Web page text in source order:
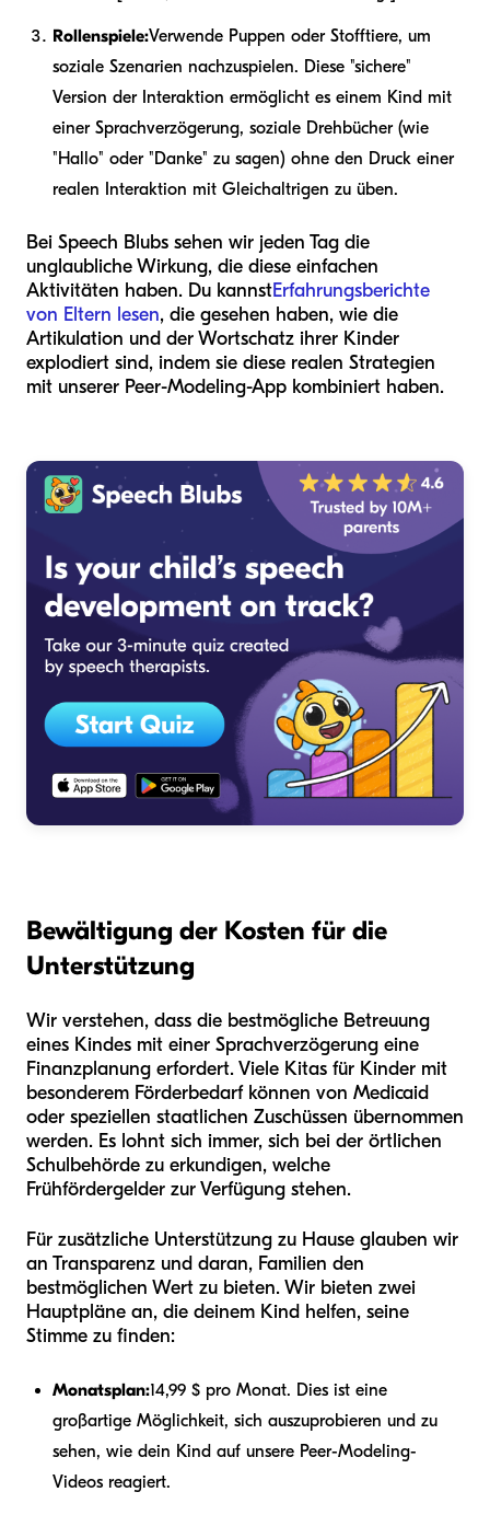
Rollenspiele:Verwende Puppen oder Stofftiere, um
soziale Szenarien nachzuspielen. Diese "sichere"
Version der Interaktion ermöglicht es einem Kind mit
einer Sprachverzögerung, soziale Drehbücher (wie
"Hallo" oder "Danke" zu sagen) ohne den Druck einer
realen Interaktion mit Gleichaltrigen zu üben.
Bei Speech Blubs sehen wir jeden Tag die
unglaubliche Wirkung, die diese einfachen
Aktivitäten haben. Du kannstErfahrungsberichte
von Eltern lesen, die gesehen haben, wie die
Artikulation und der Wortschatz ihrer Kinder
explodiert sind, indem sie diese realen Strategien
mit unserer Peer-Modeling-App kombiniert haben.
Bewältigung der Kosten für die
Unterstützung
Wir verstehen, dass die bestmögliche Betreuung
eines Kindes mit einer Sprachverzögerung eine
Finanzplanung erfordert. Viele Kitas für Kinder mit
besonderem Förderbedarf können von Medicaid
oder speziellen staatlichen Zuschüssen übernommen
werden. Es lohnt sich immer, sich bei der örtlichen
Schulbehörde zu erkundigen, welche
Frühfördergelder zur Verfügung stehen.
Für zusätzliche Unterstützung zu Hause glauben wir
an Transparenz und daran, Familien den
bestmöglichen Wert zu bieten. Wir bieten zwei
Hauptpläne an, die deinem Kind helfen, seine
Stimme zu finden:
Monatsplan:14,99 $ pro Monat. Dies ist eine
großartige Möglichkeit, sich auszuprobieren und zu
sehen, wie dein Kind auf unsere Peer-Modeling-
Videos reagiert.